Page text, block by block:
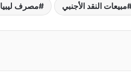
مبيعات النقد الأجنبي مصرف